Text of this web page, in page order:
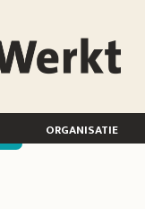
organisatie